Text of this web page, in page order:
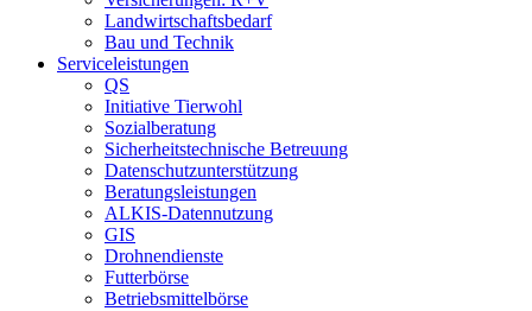
Landwirtschaftsbedarf
Bau und Technik
Service­­leistungen
QS
Initiative Tierwohl
Sozialberatung
Sicherheitstechnische Betreuung
Datenschutzunterstützung
Beratungsleistungen
ALKIS-Datennutzung
GIS
Drohnendienste
Futterbörse
Betriebsmittelbörse